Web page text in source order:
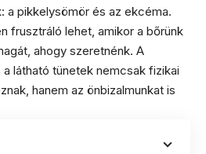
a pikkelysömör és az ekcéma.
frusztráló lehet, amikor a bőrünk
ahogy szeretnénk. A
látható tünetek nemcsak fizikai
hanem az önbizalmunkat is